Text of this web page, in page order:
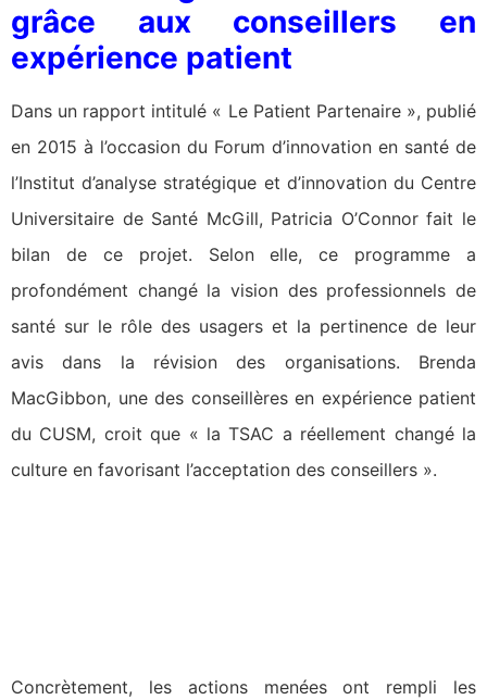
grâce aux conseillers en
expérience patient
Dans un rapport intitulé « Le Patient Partenaire », publié
en 2015 à l’occasion du Forum d’innovation en santé de
l’Institut d’analyse stratégique et d’innovation du Centre
Universitaire de Santé McGill, Patricia O’Connor fait le
bilan de ce projet. Selon elle, ce programme a
profondément changé la vision des professionnels de
santé sur le rôle des usagers et la pertinence de leur
avis dans la révision des organisations. Brenda
MacGibbon, une des conseillères en expérience patient
du CUSM, croit que « la TSAC a réellement changé la
culture en favorisant l’acceptation des conseillers ».
Concrètement, les actions menées ont rempli les